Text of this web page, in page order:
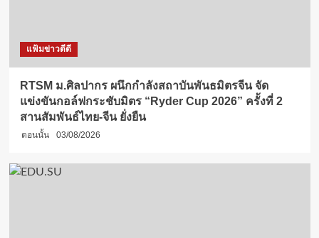
แฟ้มข่าวดีดี
RTSM ม.ศิลปากร ผนึกกำลังสถาบันพันธมิตรจีน จัด
แข่งขันกอล์ฟกระชับมิตร “Ryder Cup 2026” ครั้งที่ 2
สานสัมพันธ์ไทย-จีน ยั่งยืน
ตอนนั้น 03/08/2026